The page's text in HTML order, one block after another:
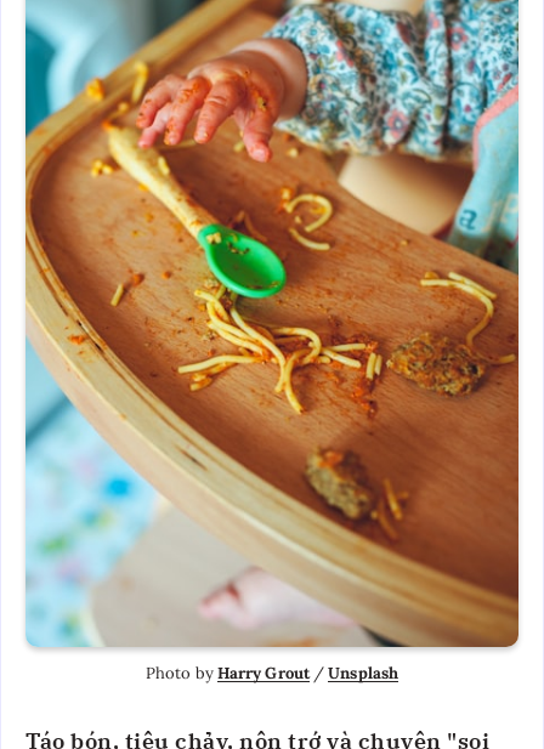
Photo by Harry Grout / Unsplash
Táo bón, tiêu chảy, nôn trớ và chuyện "soi